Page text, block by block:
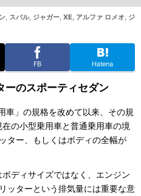
, スバル, ジャガー, XE, アルファ ロメオ, ジ
FB Hatena
ーのスポーティセダン
」の規格を改めて以来、その規
の小型乗用車と普通乗用車の境
ター、もしくはボディの全幅が
ディサイズではなく、エンジン
ッターという排気量には重要な意